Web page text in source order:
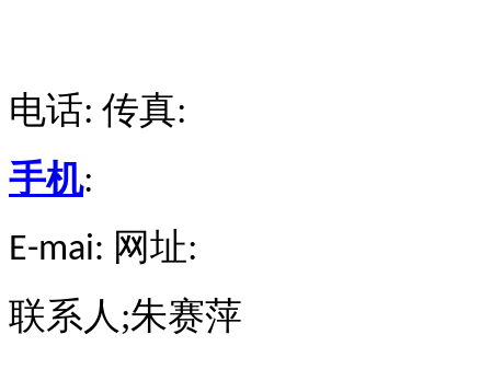
电话: 传真:
手机:
E-mai: 网址:
联系人;朱赛萍